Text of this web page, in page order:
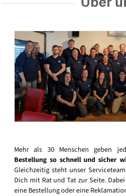
Mehr als 30 Menschen geben
Bestellung so schnell und sicher
Gleichzeitig steht unser
Dich mit Rat und Tat zur Seite.
eine Bestellung oder eine